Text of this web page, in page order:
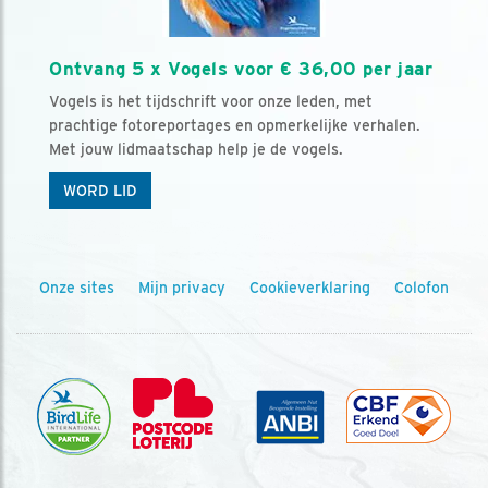
Ontvang 5 x Vogels voor € 36,00 per jaar
Vogels is het tijdschrift voor onze leden, met
prachtige fotoreportages en opmerkelijke verhalen.
Met jouw lidmaatschap help je de vogels.
WORD LID
Onze sites Mijn privacy Cookieverklaring Colofon